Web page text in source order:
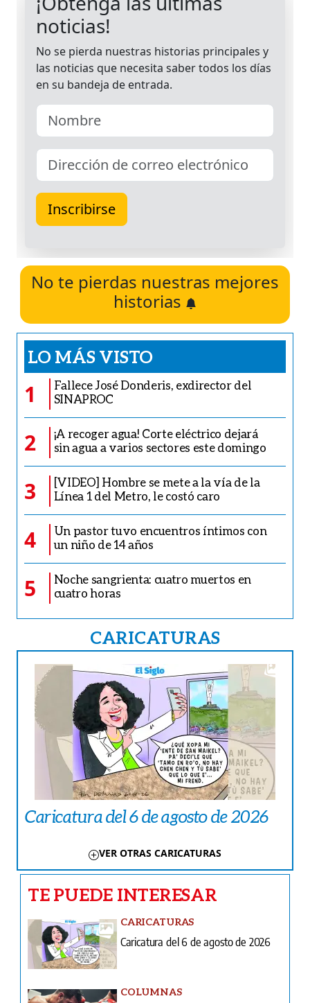
No te pierdas nuestras mejores
historias
LO MÁS VISTO
1
Fallece José Donderis, exdirector del
SINAPROC
2
¡A recoger agua! Corte eléctrico dejará
sin agua a varios sectores este domingo
3
[VIDEO] Hombre se mete a la vía de la
Línea 1 del Metro, le costó caro
4
Un pastor tuvo encuentros íntimos con
un niño de 14 años
5
Noche sangrienta: cuatro muertos en
cuatro horas
CARICATURAS
Caricatura del 6 de agosto de 2026
VER OTRAS CARICATURAS
TE PUEDE INTERESAR
CARICATURAS
Caricatura del 6 de agosto de 2026
COLUMNAS